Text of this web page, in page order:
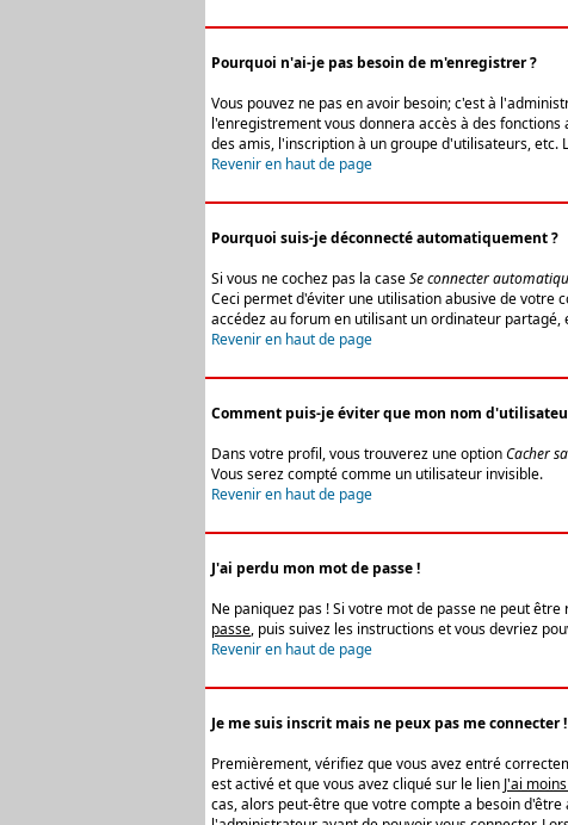
Pourquoi n'ai-je pas besoin de m'enregistrer ?
Vous pouvez ne pas en avoir besoin; c'est à
l'enregistrement vous donnera accès à des
des amis, l'inscription à un groupe d'utilisateurs,
Revenir en haut de page
Pourquoi suis-je déconnecté automatiquement ?
Si vous ne cochez pas la caseSe connecter
Ceci permet d'éviter une utilisation abusive de votre
accédez au forum en utilisant un ordinateur
Revenir en haut de page
Comment puis-je éviter que mon nom
Dans votre profil, vous trouverez une optionCacher
Vous serez compté comme un utilisateur invisible.
Revenir en haut de page
J'ai perdu mon mot de passe !
Ne paniquez pas ! Si votre mot de passe ne peut
passe, puis suivez les instructions et vous devriez
Revenir en haut de page
Je me suis inscrit mais ne peux pas me connecter !
Premièrement, vérifiez que vous avez entré
est activé et que vous avez cliqué sur le lien J'ai
cas, alors peut-être que votre compte a besoin